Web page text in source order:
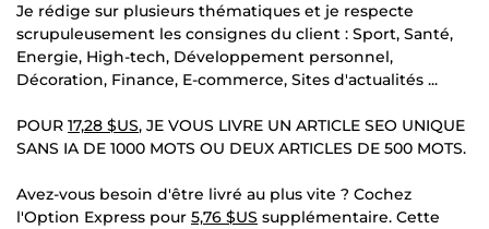
Je rédige sur plusieurs thématiques et je respecte
scrupuleusement les consignes du client : Sport, Santé,
Energie, High-tech, Développement personnel,
Décoration, Finance, E-commerce, Sites d'actualités ...
POUR 17,28 $US, JE VOUS LIVRE UN ARTICLE SEO UNIQUE
SANS IA DE 1000 MOTS OU DEUX ARTICLES DE 500 MOTS.
Avez-vous besoin d'être livré au plus vite ? Cochez
l'Option Express pour 5,76 $US supplémentaire. Cette